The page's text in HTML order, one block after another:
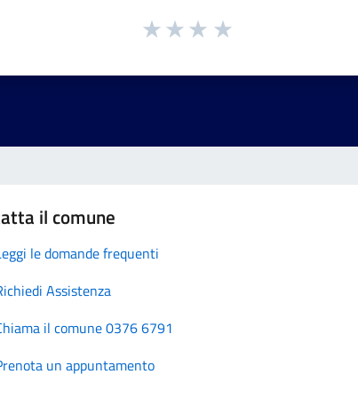
il comune
le domande frequenti
Assistenza
il comune 0376 6791
un appuntamento